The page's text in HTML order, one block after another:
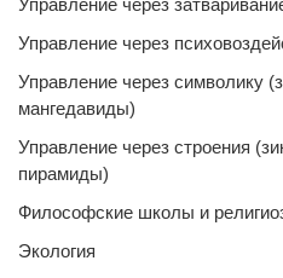
Управление через
Управление через
Управление через символику
мангедавиды)
Управление через строения
пирамиды)
Философские школы и
Экология